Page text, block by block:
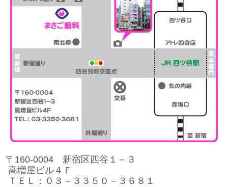
〒160-0004 新宿区四谷１－３
高増屋ビル４Ｆ
ＴＥＬ：０３－３３５０－３６８１